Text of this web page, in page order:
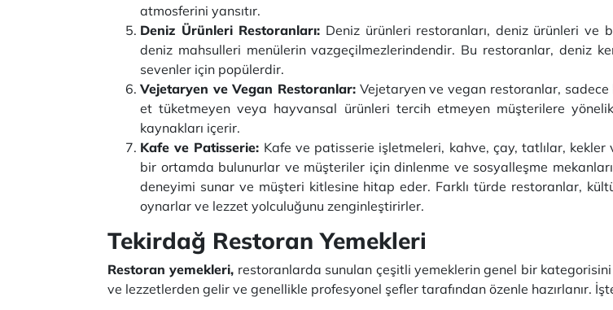
atmosferini yansıtır.
Deniz Ürünleri Restoranları: Deniz ürünleri restoranları, deniz ürünleri ve
deniz mahsulleri menülerin vazgeçilmezlerindendir. Bu restoranlar, deniz
sevenler için popülerdir.
Vejetaryen ve Vegan Restoranlar: Vejetaryen ve vegan restoranlar,
et tüketmeyen veya hayvansal ürünleri tercih etmeyen müşterilere
kaynakları içerir.
Kafe ve Patisserie: Kafe ve patisserie işletmeleri, kahve, çay, tatlılar,
bir ortamda bulunurlar ve müşteriler için dinlenme ve sosyalleşme
deneyimi sunar ve müşteri kitlesine hitap eder. Farklı türde restoranlar,
oynarlar ve lezzet yolculuğunu zenginleştirirler.
Tekirdağ Restoran Yemekleri
Restoran yemekleri, restoranlarda sunulan çeşitli yemeklerin genel bir
ve lezzetlerden gelir ve genellikle profesyonel şefler tarafından özenle hazırlanır.